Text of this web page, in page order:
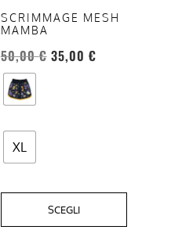
SCRIMMAGE MESH
MAMBA
50,00€ 35,00 €
XL
SCEGLI
opzioni
possono
essere
scelte
nella
del
prodotto